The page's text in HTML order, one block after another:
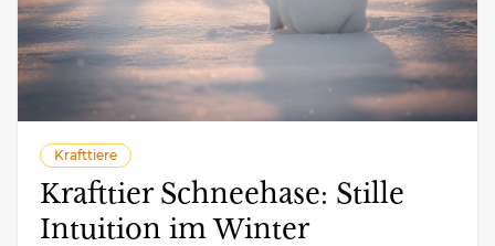
Krafttiere
Krafttier Schneehase: Stille
Intuition im Winter